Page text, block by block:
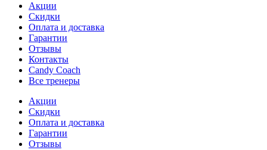
Акции
Скидки
Оплата и доставка
Гарантии
Отзывы
Контакты
Candy Coach
Все тренеры
Акции
Скидки
Оплата и доставка
Гарантии
Отзывы